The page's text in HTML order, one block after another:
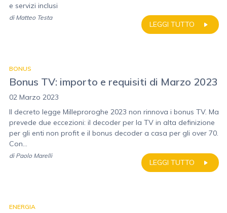
e servizi inclusi
LEGGI TUTTO
di Matteo Testa
BONUS
Bonus TV: importo e requisiti di Marzo 2023
02 Marzo 2023
Il decreto legge Milleproroghe 2023 non rinnova i bonus TV. Ma
prevede due eccezioni: il decoder per la TV in alta definizione
per gli enti non profit e il bonus decoder a casa per gli over 70.
Con...
LEGGI TUTTO
di Paolo Marelli
ENERGIA